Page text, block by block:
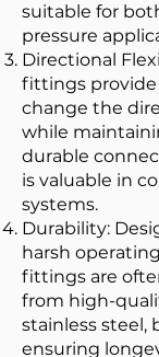
suitable for
pressure
Directional
fittings
change the
while
durable
is valuable in
systems.
Durability:
harsh
fittings are
from high-
stainless steel,
ensuring